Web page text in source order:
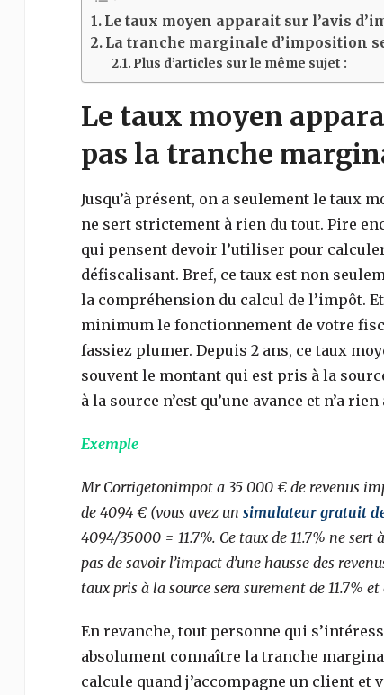
Le taux moyen apparait sur l’avis
La tranche marginale d’imposition
Plus d’articles sur le même sujet :
Le taux moyen
pas la tranche
Jusqu’à présent, on a seulement le taux
ne sert strictement à rien du tout. Pire
qui pensent devoir l’utiliser pour
défiscalisant. Bref, ce taux est non
la compréhension du calcul de l’impôt.
minimum le fonctionnement de votre
fassiez plumer. Depuis 2 ans, ce taux
souvent le montant qui est pris à la
à la source n’est qu’une avance et n’a
Exemple
Mr Corrigetonimpot a 35 000 € de revenus
de 4094 € (vous avez un simulateur gratuit
4094/35000 = 11.7%. Ce taux de 11.7% ne
pas de savoir l’impact d’une hausse des
taux pris à la source sera surement de 11.7%
En revanche, tout personne qui
absolument connaître la tranche
calcule quand j’accompagne un client et